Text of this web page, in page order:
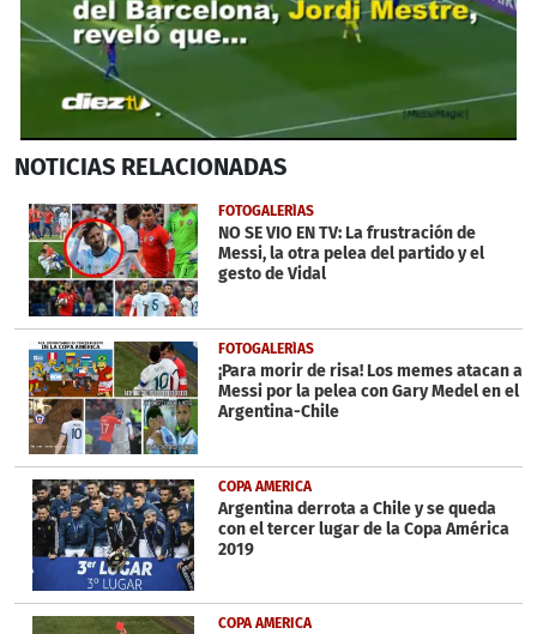
seconds
30
seconds
NOTICIAS RELACIONADAS
FOTOGALERÍAS
NO SE VIO EN TV: La frustración de
Messi, la otra pelea del partido y el
gesto de Vidal
FOTOGALERÍAS
¡Para morir de risa! Los memes atacan a
Messi por la pelea con Gary Medel en el
Argentina-Chile
COPA AMERICA
Argentina derrota a Chile y se queda
con el tercer lugar de la Copa América
2019
COPA AMERICA